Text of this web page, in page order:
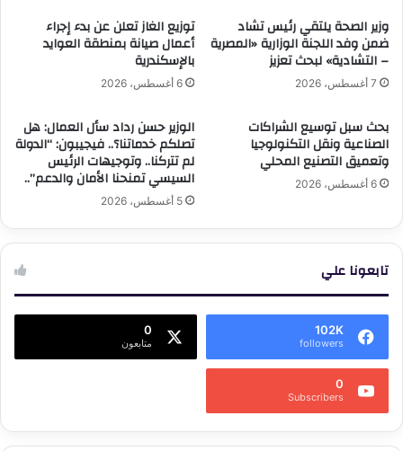
وزير الصحة يلتقي رئيس تشاد
ضمن وفد اللجنة الوزارية «المصرية
– التشادية» لبحث تعزيز
7 أغسطس، 2026
توزيع الغاز تعلن عن بدء إجراء
أعمال صيانة بمنطقة العوايد
بالإسكندرية
6 أغسطس، 2026
بحث سبل توسيع الشراكات
الصناعية ونقل التكنولوجيا
وتعميق التصنيع المحلي
6 أغسطس، 2026
الوزير حسن رداد سأل العمال: هل
تصلكم خدماتنا؟.. فيجيبون: “الدولة
لم تتركنا.. وتوجيهات الرئيس
السيسي تمنحنا الأمان والدعم”..
5 أغسطس، 2026
تابعونا علي
102K
followers
0
متابعون
0
Subscribers